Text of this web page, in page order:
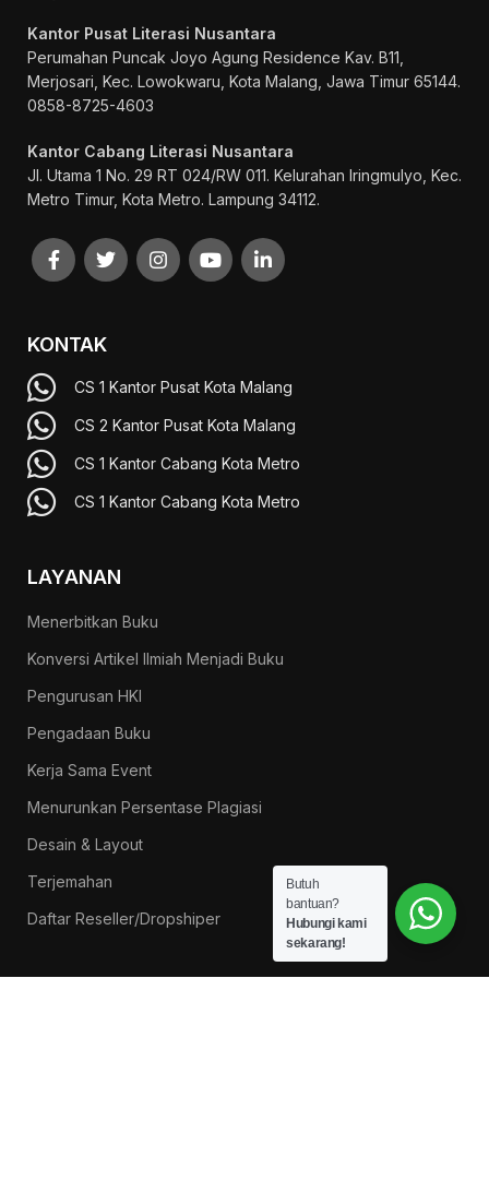
Kantor Pusat Literasi Nusantara
Perumahan Puncak Joyo Agung Residence Kav. B11,
Merjosari, Kec. Lowokwaru, Kota Malang, Jawa Timur 65144.
0858-8725-4603
Kantor Cabang Literasi Nusantara
Jl. Utama 1 No. 29 RT 024/RW 011. Kelurahan Iringmulyo, Kec.
Metro Timur, Kota Metro. Lampung 34112.
KONTAK
CS 1 Kantor Pusat Kota Malang
CS 2 Kantor Pusat Kota Malang
CS 1 Kantor Cabang Kota Metro
CS 1 Kantor Cabang Kota Metro
LAYANAN
Menerbitkan Buku
Konversi Artikel Ilmiah Menjadi Buku
Pengurusan HKI
Pengadaan Buku
Kerja Sama Event
Menurunkan Persentase Plagiasi
Desain & Layout
Terjemahan
Daftar Reseller/Dropshiper
Butuh
bantuan?
Hubungi kami
sekarang!